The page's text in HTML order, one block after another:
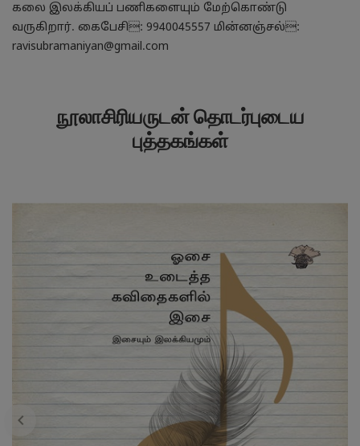
கலை இலக்கியப் பணிகளையும் மேற்கொண்டு
வருகிறார். கைபேசி: 9940045557 மின்னஞ்சல்:
ravisubramaniyan@gmail.com
நூலாசிரியருடன் தொடர்புடைய
புத்தகங்கள்